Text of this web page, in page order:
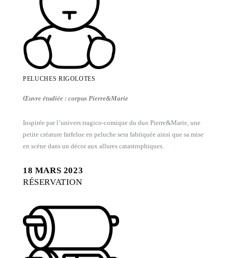
PELUCHES RIGOLOTES
Œuvre étudiée : corpus Pierre&Marie
Inspirée par l’univers tragico-comique du duo Pierre&Marie, une
petite créature farfelue en peluche sera fabriquée ainsi que sa mise
en scène dans un décor aux allures catastrophiques.
18 MARS 2023
RÉSERVATION